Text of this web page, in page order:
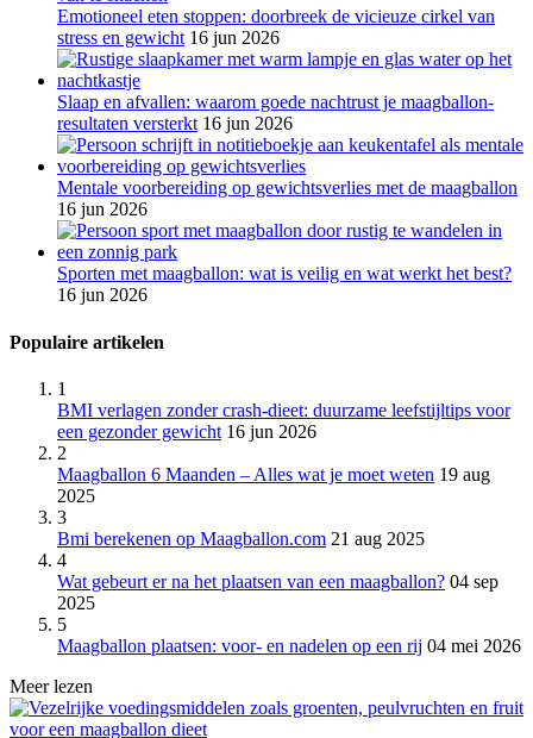
Emotioneel eten stoppen: doorbreek de vicieuze cirkel van
stress en gewicht 16 jun 2026
Slaap en afvallen: waarom goede nachtrust je maagballon-
resultaten versterkt 16 jun 2026
Mentale voorbereiding op gewichtsverlies met de maagballon
16 jun 2026
Sporten met maagballon: wat is veilig en wat werkt het best?
16 jun 2026
Populaire artikelen
1
BMI verlagen zonder crash-dieet: duurzame leefstijltips voor
een gezonder gewicht 16 jun 2026
2
Maagballon 6 Maanden – Alles wat je moet weten 19 aug
2025
3
Bmi berekenen op Maagballon.com 21 aug 2025
4
Wat gebeurt er na het plaatsen van een maagballon? 04 sep
2025
5
Maagballon plaatsen: voor- en nadelen op een rij 04 mei 2026
Meer lezen